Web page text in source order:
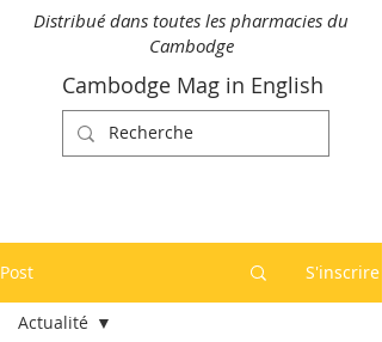
Distribué dans toutes les pharmacies du
Cambodge
Cambodge Mag in English
Post S'inscrire
Actualité